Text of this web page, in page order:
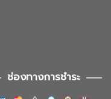
ช่องทางการชำระ